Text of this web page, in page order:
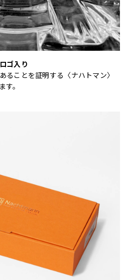
ゴ入り
ることを証明する〈ナハトマン〉
。